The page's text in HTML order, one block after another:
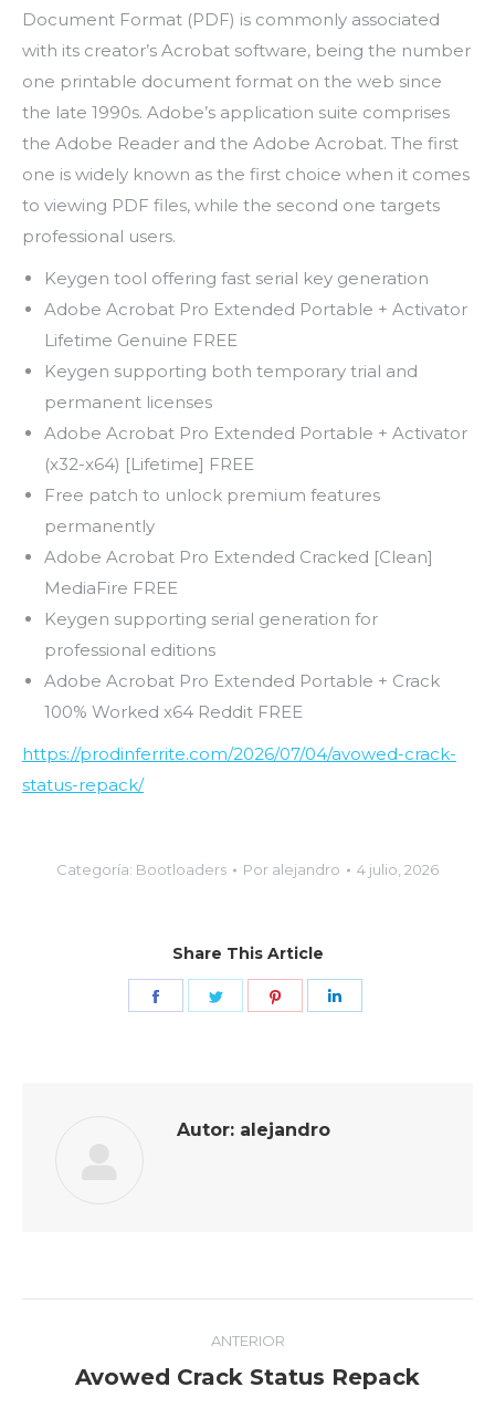
Document Format (PDF) is commonly associated
with its creator’s Acrobat software, being the number
one printable document format on the web since
the late 1990s. Adobe’s application suite comprises
the Adobe Reader and the Adobe Acrobat. The first
one is widely known as the first choice when it comes
to viewing PDF files, while the second one targets
professional users.
Keygen tool offering fast serial key generation
Adobe Acrobat Pro Extended Portable + Activator
Lifetime Genuine FREE
Keygen supporting both temporary trial and
permanent licenses
Adobe Acrobat Pro Extended Portable + Activator
(x32-x64) [Lifetime] FREE
Free patch to unlock premium features
permanently
Adobe Acrobat Pro Extended Cracked [Clean]
MediaFire FREE
Keygen supporting serial generation for
professional editions
Adobe Acrobat Pro Extended Portable + Crack
100% Worked x64 Reddit FREE
https://prodinferrite.com/2026/07/04/avowed-crack-
status-repack/
Categoría: Bootloaders Por alejandro 4 julio, 2026
Share This Article
Share
Share
Share
Autor: alejandro
entre
ANTERIOR
Publicación
Avowed Crack Status Repack